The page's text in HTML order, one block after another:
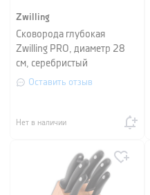
Zwilling
Сковорода глубокая
Zwilling PRO, диаметр 28
см, серебристый
Оставить отзыв
Нет в наличии